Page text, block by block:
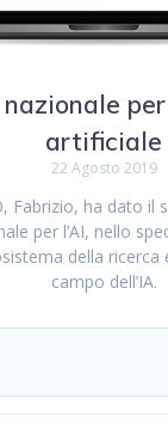
artificiale
22 Agosto 2019
Fabrizio, ha dato il
per l’AI, nello
della ricerca
campo dell’IA.